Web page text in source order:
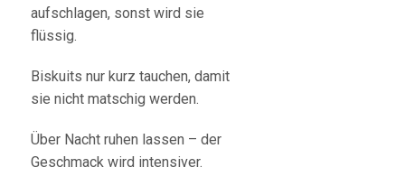
aufschlagen, sonst wird sie
flüssig.
Biskuits nur kurz tauchen, damit
sie nicht matschig werden.
Über Nacht ruhen lassen – der
Geschmack wird intensiver.